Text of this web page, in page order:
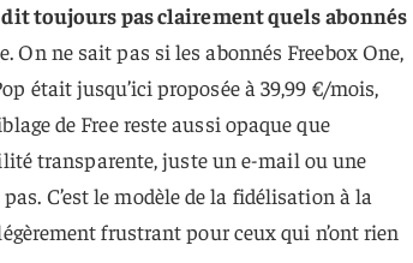
dit toujours pas clairement quels abonnés
On ne sait pas si les abonnés Freebox One,
était jusqu’ici proposée à 39,99 €/mois,
de Free reste aussi opaque que
transparente, juste un e-mail ou une
C’est le modèle de la fidélisation à la
frustrant pour ceux qui n’ont rien